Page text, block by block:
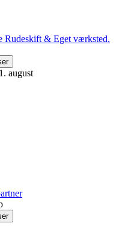
Rudeskift & Eget værksted.
august